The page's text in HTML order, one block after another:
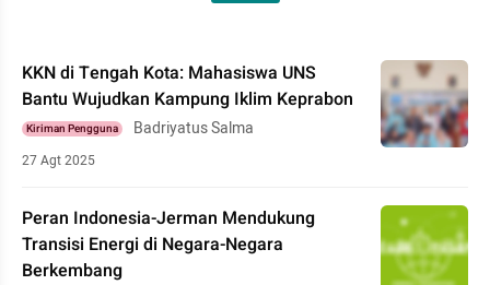
KKN di Tengah Kota: Mahasiswa UNS
Bantu Wujudkan Kampung Iklim Keprabon
Kiriman Pengguna Badriyatus Salma
27 Agt 2025
Peran Indonesia-Jerman Mendukung
Transisi Energi di Negara-Negara
Berkembang